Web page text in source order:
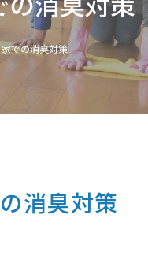
での消臭対策
消臭対策